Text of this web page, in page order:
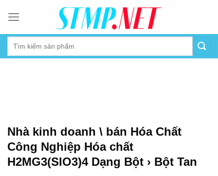
content
Nhà kinh doanh \ bán Hóa Chất
Công Nghiệp Hóa chất
H2MG3(SIO3)4 Dạng Bột › Bột Tan